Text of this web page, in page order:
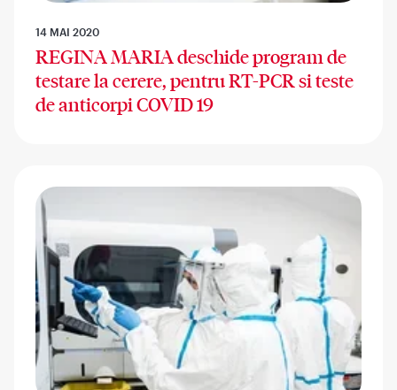
14 MAI 2020
REGINA MARIA deschide program de
testare la cerere, pentru RT-PCR si teste
de anticorpi COVID 19